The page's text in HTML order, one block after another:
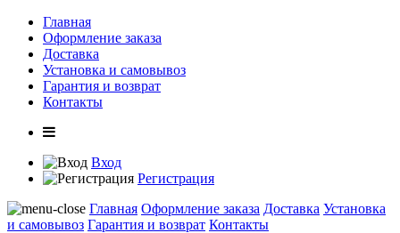
Главная
Оформление заказа
Доставка
Установка и самовывоз
Гарантия и возврат
Контакты
Вход
Регистрация
Главная Оформление заказа Доставка Установка
и самовывоз Гарантия и возврат Контакты